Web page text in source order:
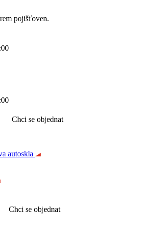
pojišťoven.
Chci se objednat
autoskla
Chci se objednat